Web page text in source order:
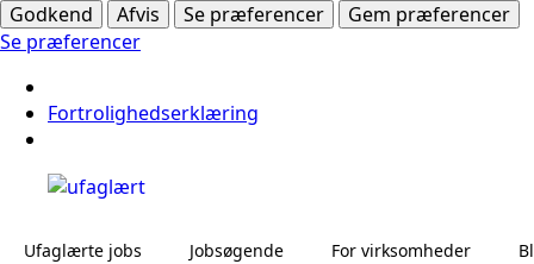
Godkend
Afvis Se præferencer
Gem præferencer
Se præferencer
Fortrolighedserklæring
Ufaglærte jobs Jobsøgende For virksomheder